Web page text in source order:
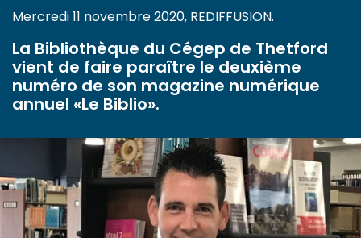
Mercredi 11 novembre 2020, REDIFFUSION.
La Bibliothèque du Cégep de Thetford
vient de faire paraître le deuxième
numéro de son magazine numérique
annuel «Le Biblio».